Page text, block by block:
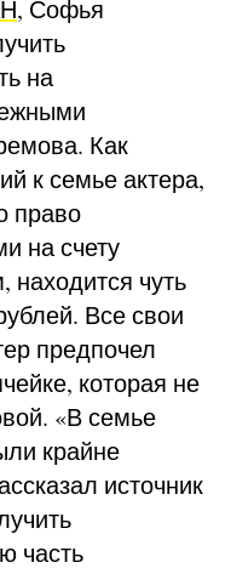
, Софья
на
Как
к семье актера,
право
на счету
чуть
Все свои
предпочел
которая не
«В семье
крайне
источник
часть